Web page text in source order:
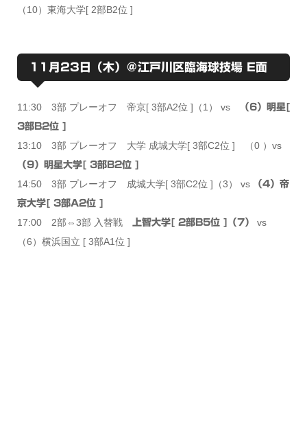
（10）東海大学[ 2部B2位 ]
11月23日（木）＠江戸川区臨海球技場 E面
11:30 3部 プレーオフ 帝京[ 3部A2位 ]（1） vs
（6）明星[
3部B2位 ]
13:10 3部 プレーオフ 大学 成城大学[ 3部C2位 ] （0 ）vs
（9）明星大学[ 3部B2位 ]
14:50 3部 プレーオフ 成城大学[ 3部C2位 ]（3） vs
（4）帝
京大学[ 3部A2位 ]
17:00 2部⇔3部 入替戦 上智大学[ 2部B5位 ]（7）
vs
（6）横浜国立 [ 3部A1位 ]